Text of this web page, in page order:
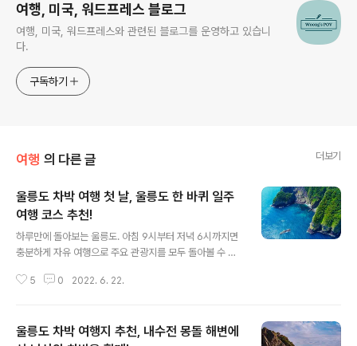
여행, 미국, 워드프레스 블로그
여행, 미국, 워드프레스와 관련된 블로그를 운영하고 있습니
다.
구독하기
여행 의 다른 글 더보기
울릉도 차박 여행 첫 날, 울릉도 한 바퀴 일주
여행 코스 추천!
하루만에 돌아보는 울릉도. 아침 9시부터 저녁 6시까지면
충분하게 자유 여행으로 주요 관광지를 모두 돌아볼 수 있
유롭게 아침부터 저녁까지 하루만에 돌아봤던 울릉도 관광
다. 날씨는 아직 해무가 조금 껴있었고, 먼 바다는 맑아 보
5 0 2022. 6. 22.
울릉도 차박 여행지 추천, 내수전 몽돌 해변에